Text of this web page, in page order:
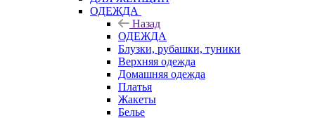
ОДЕЖДА
Назад
ОДЕЖДА
Блузки, рубашки, туники
Верхняя одежда
Домашняя одежда
Платья
Жакеты
Белье